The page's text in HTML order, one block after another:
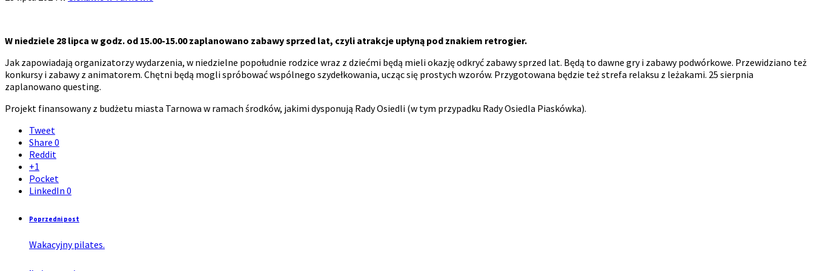
W niedziele 28 lipca w godz. od 15.00-15.00 zaplanowano zabawy sprzed lat, czyli atrakcje upłyną pod znakiem retrogier.
Jak zapowiadają organizatorzy wydarzenia, w niedzielne popołudnie rodzice wraz z dziećmi będą mieli okazję odkryć zabawy sprzed lat. Będą to dawne gry i zabawy podwórkowe. Przewidziano też
konkursy i zabawy z animatorem. Chętni będą mogli spróbować wspólnego szydełkowania, ucząc się prostych wzorów. Przygotowana będzie też strefa relaksu z leżakami. 25 sierpnia
zaplanowano questing.
Projekt finansowany z budżetu miasta Tarnowa w ramach środków, jakimi dysponują Rady Osiedli (w tym przypadku Rady Osiedla Piaskówka).
Tweet
Share 0
Reddit
+1
Pocket
LinkedIn 0
Poprzedni post
Wakacyjny pilates.